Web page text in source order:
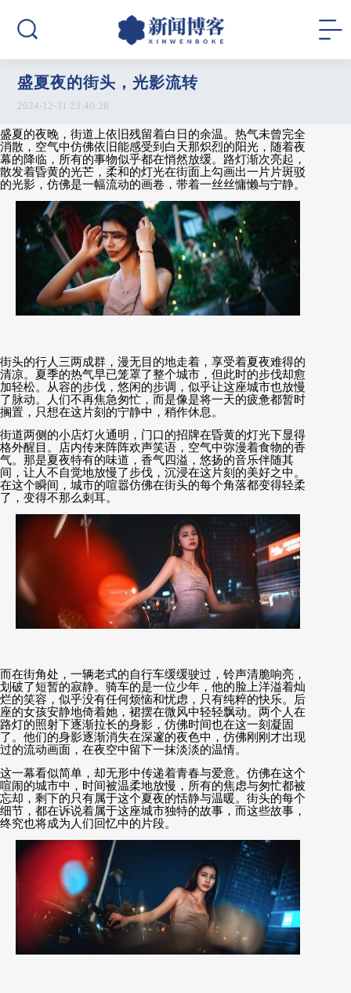
盛夏夜的街头，光影流转
2024-12-31 23:40:28
盛夏的夜晚，街道上依旧残留着白日的余温。热气未曾完全
消散，空气中仿佛依旧能感受到白天那炽烈的阳光，随着夜
幕的降临，所有的事物似乎都在悄然放缓。路灯渐次亮起，
散发着昏黄的光芒，柔和的灯光在街面上勾画出一片片斑驳
的光影，仿佛是一幅流动的画卷，带着一丝丝慵懒与宁静。
街头的行人三两成群，漫无目的地走着，享受着夏夜难得的
清凉。夏季的热气早已笼罩了整个城市，但此时的步伐却愈
加轻松。从容的步伐，悠闲的步调，似乎让这座城市也放慢
了脉动。人们不再焦急匆忙，而是像是将一天的疲惫都暂时
搁置，只想在这片刻的宁静中，稍作休息。
街道两侧的小店灯火通明，门口的招牌在昏黄的灯光下显得
格外醒目。店内传来阵阵欢声笑语，空气中弥漫着食物的香
气。那是夏夜特有的味道，香气四溢，悠扬的音乐伴随其
间，让人不自觉地放慢了步伐，沉浸在这片刻的美好之中。
在这个瞬间，城市的喧嚣仿佛在街头的每个角落都变得轻柔
了，变得不那么刺耳。
而在街角处，一辆老式的自行车缓缓驶过，铃声清脆响亮，
划破了短暂的寂静。骑车的是一位少年，他的脸上洋溢着灿
烂的笑容，似乎没有任何烦恼和忧虑，只有纯粹的快乐。后
座的女孩安静地倚着她，裙摆在微风中轻轻飘动。两个人在
路灯的照射下逐渐拉长的身影，仿佛时间也在这一刻凝固
了。他们的身影逐渐消失在深邃的夜色中，仿佛刚刚才出现
过的流动画面，在夜空中留下一抹淡淡的温情。
这一幕看似简单，却无形中传递着青春与爱意。仿佛在这个
喧闹的城市中，时间被温柔地放慢，所有的焦虑与匆忙都被
忘却，剩下的只有属于这个夏夜的恬静与温暖。街头的每个
细节，都在诉说着属于这座城市独特的故事，而这些故事，
终究也将成为人们回忆中的片段。